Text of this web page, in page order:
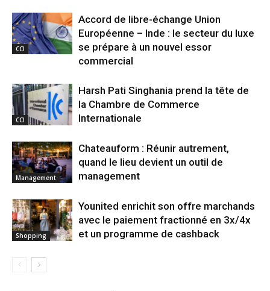
CCI
Accord de libre-échange Union
Européenne – Inde : le secteur du luxe
se prépare à un nouvel essor
commercial
CCI
Harsh Pati Singhania prend la tête de
la Chambre de Commerce
Internationale
Management
Chateauform : Réunir autrement,
quand le lieu devient un outil de
management
Shopping
Younited enrichit son offre marchands
avec le paiement fractionné en 3x/4x
et un programme de cashback